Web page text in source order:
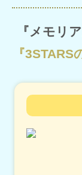
『メモリ
『3STARS